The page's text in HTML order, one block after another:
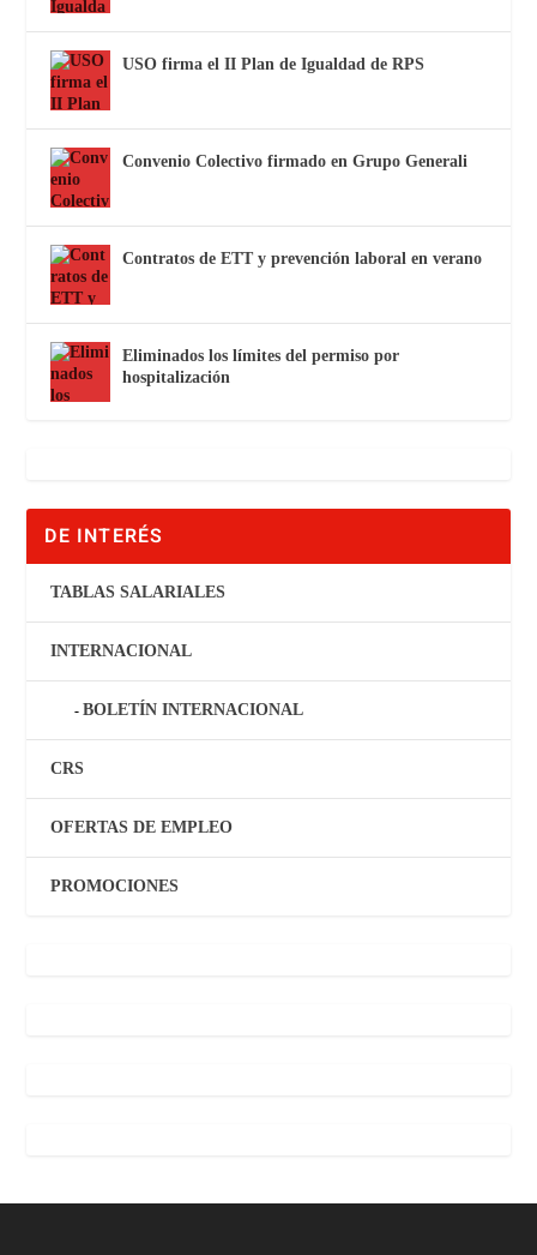
USO firma el II Plan de Igualdad de RPS
Convenio Colectivo firmado en Grupo Generali
Contratos de ETT y prevención laboral en verano
Eliminados los límites del permiso por
hospitalización
DE INTERÉS
TABLAS SALARIALES
INTERNACIONAL
BOLETÍN INTERNACIONAL
CRS
OFERTAS DE EMPLEO
PROMOCIONES